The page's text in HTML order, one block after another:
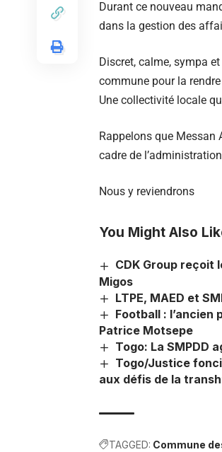
Durant ce nouveau
dans la gestion des
Discret, calme, sympa
commune pour la
Une collectivité locale
Rappelons que Messan
cadre de
Nous y reviendrons
You Might Also
CDK Group reçoit
Migos
LTPE, MAED et
Football : l’ancien
Patrice Motsepe
Togo: La SMPDD
Togo/Justice
aux défis de la
TAGGED: Commune